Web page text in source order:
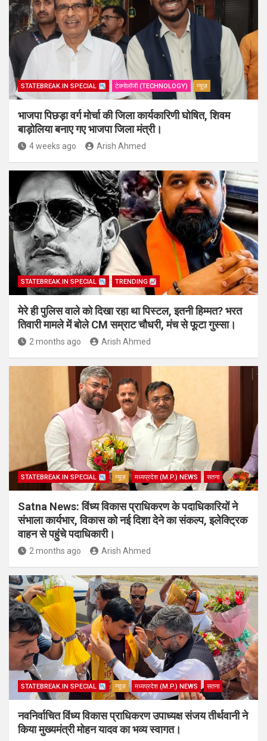
STATEBREAK.IN SPECIAL टेक्नोलॉजी (TECHNOLOGY) न्यूज़
भाजपा पिछड़ा वर्ग मोर्चा की जिला कार्यकारिणी घोषित, शिवम
बाड़ोलिया बनाए गए भाजपा जिला मंत्री।
4 weeks ago Arish Ahmed
STATEBREAK.IN SPECIAL TRENDING
मेरे ही पुलिस वाले को दिखा रहा था पिस्टल, इतनी हिम्मत? भरत
तिवारी मामले में बोले CM सम्राट चौधरी, मंच से फूटा गुस्सा।
2 months ago Arish Ahmed
STATEBREAK.IN SPECIAL न्यूज़ मध्यप्रदेश (M.P.) NEWS सतना
Satna News: विंध्य विकास प्राधिकरण के पदाधिकारियों ने
संभाला कार्यभार, विकास को नई दिशा देने का संकल्प, इलेक्ट्रिक
वाहन से पहुंचे पदाधिकारी।
2 months ago Arish Ahmed
STATEBREAK.IN SPECIAL न्यूज़ मध्यप्रदेश (M.P.) NEWS सतना
नवनिर्वाचित विंध्य विकास प्राधिकरण उपाध्यक्ष संजय तीर्थवानी ने
किया मुख्यमंत्री मोहन यादव का भव्य स्वागत।